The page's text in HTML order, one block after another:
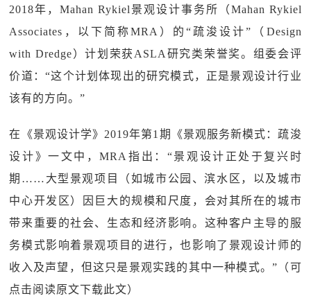
2018年，Mahan Rykiel景观设计事务所（Mahan Rykiel
Associates，以下简称MRA）的“疏浚设计”（Design
with Dredge）计划荣获ASLA研究类荣誉奖。组委会评
价道：“这个计划体现出的研究模式，正是景观设计行业
该有的方向。”
在《景观设计学》2019年第1期《景观服务新模式：疏浚
设计》一文中，MRA指出：“景观设计正处于复兴时
期……大型景观项目（如城市公园、滨水区，以及城市
中心开发区）因巨大的规模和尺度，会对其所在的城市
带来重要的社会、生态和经济影响。这种客户主导的服
务模式影响着景观项目的进行，也影响了景观设计师的
收入及声望，但这只是景观实践的其中一种模式。”（可
点击阅读原文下载此文）